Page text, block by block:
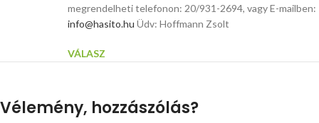
megrendelheti telefonon: 20/931-2694, vagy E-mailben:
info@hasito.hu Üdv: Hoffmann Zsolt
VÁLASZ
Vélemény, hozzászólás?